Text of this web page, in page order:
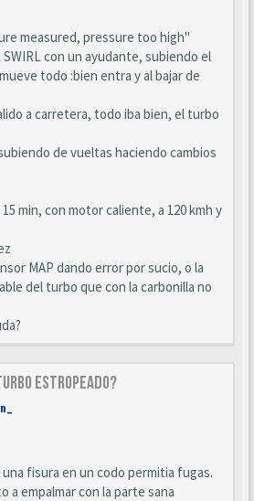
measured, pressure too high"
con un ayudante, subiendo el
todo :bien entra y al bajar de
a carretera, todo iba bien, el turbo
de vueltas haciendo cambios
min, con motor caliente, a 120 kmh y
MAP dando error por sucio, o la
del turbo que con la carbonilla no
estropeado?
una fisura en un codo permitia fugas.
a empalmar con la parte sana